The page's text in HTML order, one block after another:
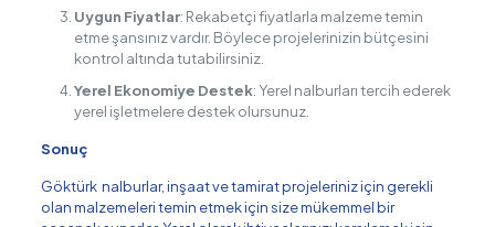
Uygun Fiyatlar: Rekabetçi fiyatlarla malzeme temin
etme şansınız vardır. Böylece projelerinizin bütçesini
kontrol altında tutabilirsiniz.
Yerel Ekonomiye Destek: Yerel nalburları tercih ederek
yerel işletmelere destek olursunuz.
Sonuç
Göktürk nalburlar, inşaat ve tamirat projeleriniz için gerekli
olan malzemeleri temin etmek için size mükemmel bir